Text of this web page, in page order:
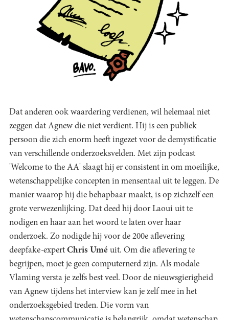
Dat anderen ook waardering verdienen, wil helemaal niet
zeggen dat Agnew die niet verdient. Hij is een publiek
persoon die zich enorm heeft ingezet voor de demystificatie
van verschillende onderzoeksvelden. Met zijn podcast
'Welcome to the AA' slaagt hij er consistent in om moeilijke,
wetenschappelijke concepten in mensentaal uit te leggen. De
manier waarop hij die behapbaar maakt, is op zichzelf een
grote verwezenlijking. Dat deed hij door Laoui uit te
nodigen en haar aan het woord te laten over haar
onderzoek. Zo nodigde hij voor de 200e aflevering
deepfake-expert Chris Umé uit. Om die aflevering te
begrijpen, moet je geen computernerd zijn. Als modale
Vlaming versta je zelfs best veel. Door de nieuwsgierigheid
van Agnew tijdens het interview kan je zelf mee in het
onderzoeksgebied treden. Die vorm van